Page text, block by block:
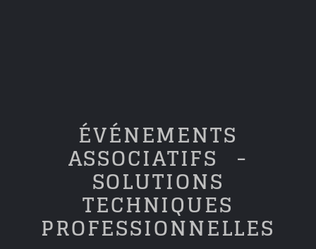
ÉVÉNEMENTS
ASSOCIATIFS -
SOLUTIONS
TECHNIQUES
PROFESSIONNELLES